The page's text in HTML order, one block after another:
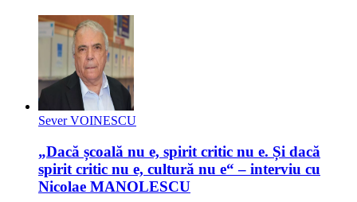
Sever VOINESCU
„Dacă școală nu e, spirit critic nu e. Și dacă
spirit critic nu e, cultură nu e“ – interviu cu
Nicolae MANOLESCU